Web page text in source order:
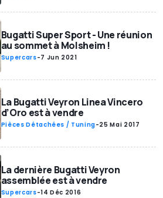
Bugatti Super Sport - Une réunion
au sommet à Molsheim !
Supercars-7 Jun 2021
La Bugatti Veyron Linea Vincero
d’Oro est à vendre
Pièces Détachées / Tuning-25 Mai 2017
La dernière Bugatti Veyron
assemblée est à vendre
Supercars-14 Déc 2016